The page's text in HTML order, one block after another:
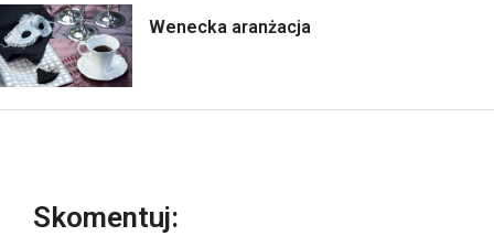
Wenecka aranżacja
Skomentuj: